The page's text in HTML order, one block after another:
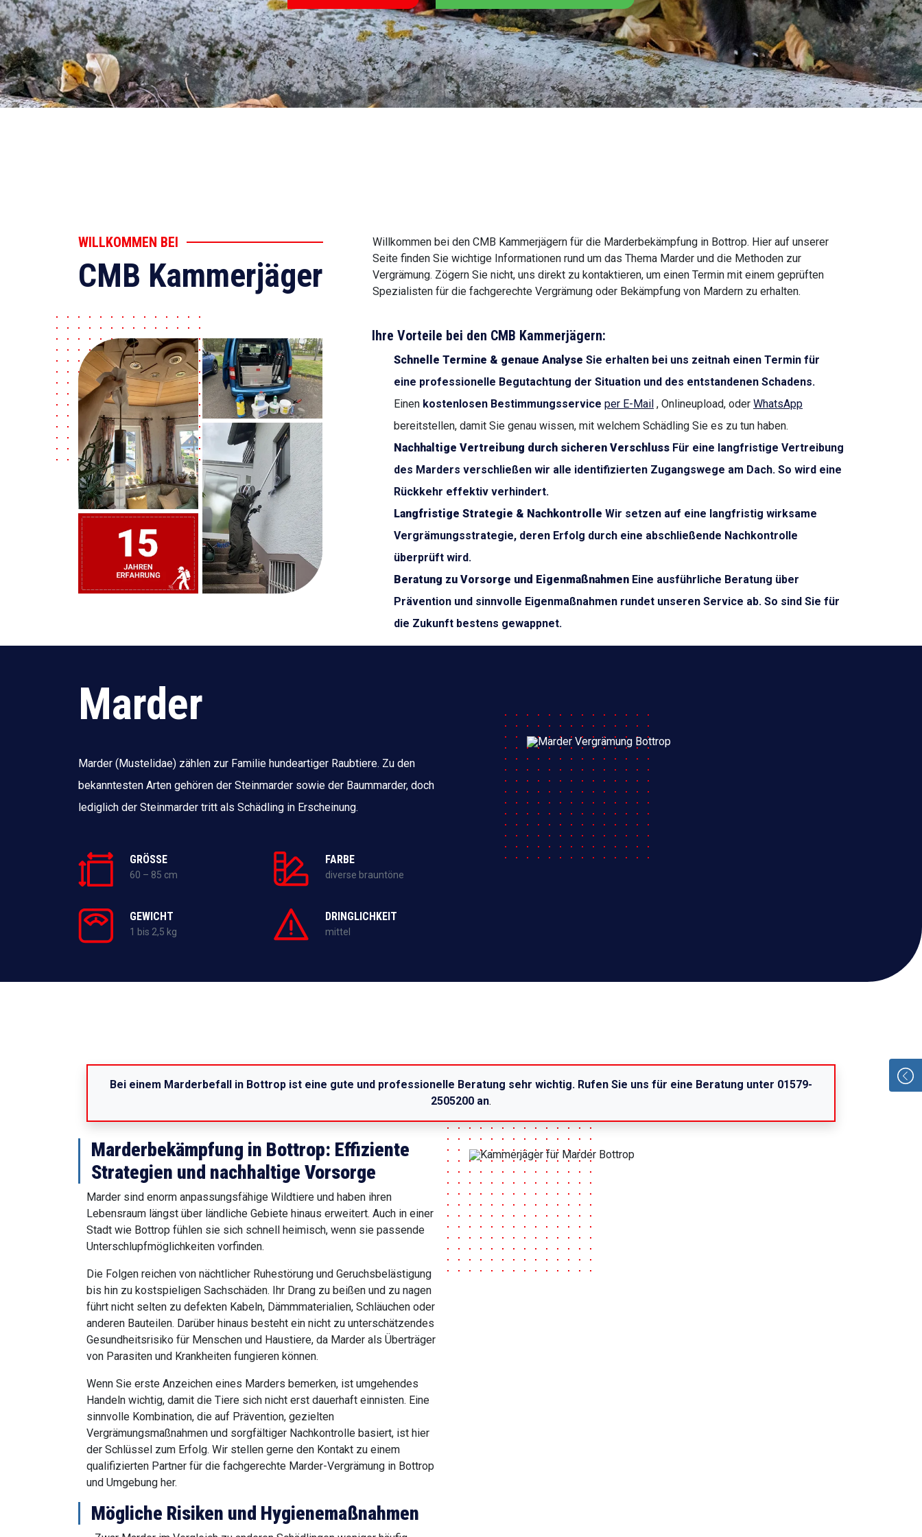
WILLKOMMEN BEI
CMB Kammerjäger
Willkommen bei den CMB Kammerjägern für die Marderbekämpfung in Bottrop. Hier auf unserer
Seite finden Sie wichtige Informationen rund um das Thema Marder und die Methoden zur
Vergrämung. Zögern Sie nicht, uns direkt zu kontaktieren, um einen Termin mit einem geprüften
Spezialisten für die fachgerechte Vergrämung oder Bekämpfung von Mardern zu erhalten.
Ihre Vorteile bei den CMB Kammerjägern:
Schnelle Termine & genaue Analyse Sie erhalten bei uns zeitnah einen Termin für
eine professionelle Begutachtung der Situation und des entstandenen Schadens.
Einen kostenlosen Bestimmungsservice per E-Mail , Onlineupload, oder WhatsApp
bereitstellen, damit Sie genau wissen, mit welchem Schädling Sie es zu tun haben.
Nachhaltige Vertreibung durch sicheren Verschluss Für eine langfristige Vertreibung
des Marders verschließen wir alle identifizierten Zugangswege am Dach. So wird eine
Rückkehr effektiv verhindert.
Langfristige Strategie & Nachkontrolle Wir setzen auf eine langfristig wirksame
Vergrämungsstrategie, deren Erfolg durch eine abschließende Nachkontrolle
überprüft wird.
Beratung zu Vorsorge und Eigenmaßnahmen Eine ausführliche Beratung über
Prävention und sinnvolle Eigenmaßnahmen rundet unseren Service ab. So sind Sie für
die Zukunft bestens gewappnet.
Marder
Marder (Mustelidae) zählen zur Familie hundeartiger Raubtiere. Zu den
bekanntesten Arten gehören der Steinmarder sowie der Baummarder, doch
lediglich der Steinmarder tritt als Schädling in Erscheinung.
GRÖSSE
60 – 85 cm
FARBE
diverse brauntöne
GEWICHT
1 bis 2,5 kg
DRINGLICHKEIT
mittel
Bei einem Marderbefall in Bottrop ist eine gute und professionelle Beratung sehr wichtig. Rufen Sie uns für eine Beratung unter 01579-
2505200 an.
Marderbekämpfung in Bottrop: Effiziente
Strategien und nachhaltige Vorsorge
Marder sind enorm anpassungsfähige Wildtiere und haben ihren
Lebensraum längst über ländliche Gebiete hinaus erweitert. Auch in einer
Stadt wie Bottrop fühlen sie sich schnell heimisch, wenn sie passende
Unterschlupfmöglichkeiten vorfinden.
Die Folgen reichen von nächtlicher Ruhestörung und Geruchsbelästigung
bis hin zu kostspieligen Sachschäden. Ihr Drang zu beißen und zu nagen
führt nicht selten zu defekten Kabeln, Dämmmaterialien, Schläuchen oder
anderen Bauteilen. Darüber hinaus besteht ein nicht zu unterschätzendes
Gesundheitsrisiko für Menschen und Haustiere, da Marder als Überträger
von Parasiten und Krankheiten fungieren können.
Wenn Sie erste Anzeichen eines Marders bemerken, ist umgehendes
Handeln wichtig, damit die Tiere sich nicht erst dauerhaft einnisten. Eine
sinnvolle Kombination, die auf Prävention, gezielten
Vergrämungsmaßnahmen und sorgfältiger Nachkontrolle basiert, ist hier
der Schlüssel zum Erfolg. Wir stellen gerne den Kontakt zu einem
qualifizierten Partner für die fachgerechte Marder-Vergrämung in Bottrop
und Umgebung her.
Mögliche Risiken und Hygienemaßnahmen